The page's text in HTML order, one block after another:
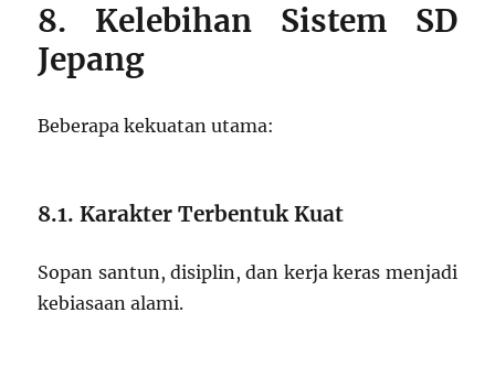
8. Kelebihan Sistem SD
Jepang
Beberapa kekuatan utama:
8.1. Karakter Terbentuk Kuat
Sopan santun, disiplin, dan kerja keras menjadi
kebiasaan alami.